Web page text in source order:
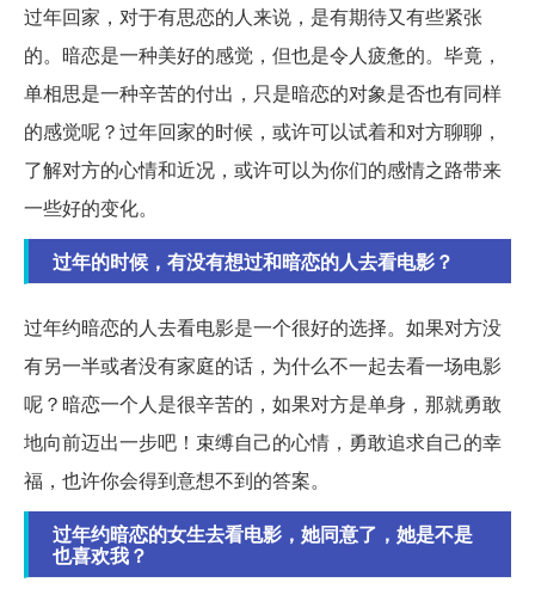
过年回家，对于有思恋的人来说，是有期待又有些紧张
的。暗恋是一种美好的感觉，但也是令人疲惫的。毕竟，
单相思是一种辛苦的付出，只是暗恋的对象是否也有同样
的感觉呢？过年回家的时候，或许可以试着和对方聊聊，
了解对方的心情和近况，或许可以为你们的感情之路带来
一些好的变化。
过年的时候，有没有想过和暗恋的人去看电影？
过年约暗恋的人去看电影是一个很好的选择。如果对方没
有另一半或者没有家庭的话，为什么不一起去看一场电影
呢？暗恋一个人是很辛苦的，如果对方是单身，那就勇敢
地向前迈出一步吧！束缚自己的心情，勇敢追求自己的幸
福，也许你会得到意想不到的答案。
过年约暗恋的女生去看电影，她同意了，她是不是
也喜欢我？